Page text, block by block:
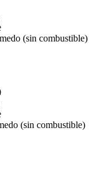
(sin combustible)
(sin combustible)